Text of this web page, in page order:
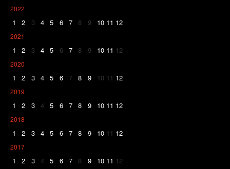
2022
1 2 3 4 5 6 7 8 9 10 11 12
2021
1 2 3 4 5 6 7 8 9 10 11 12
2020
1 2 3 4 5 6 7 8 9 10 11 12
2019
1 2 3 4 5 6 7 8 9 10 11 12
2018
1 2 3 4 5 6 7 8 9 10 11 12
2017
1 2 3 4 5 6 7 8 9 10 11 12